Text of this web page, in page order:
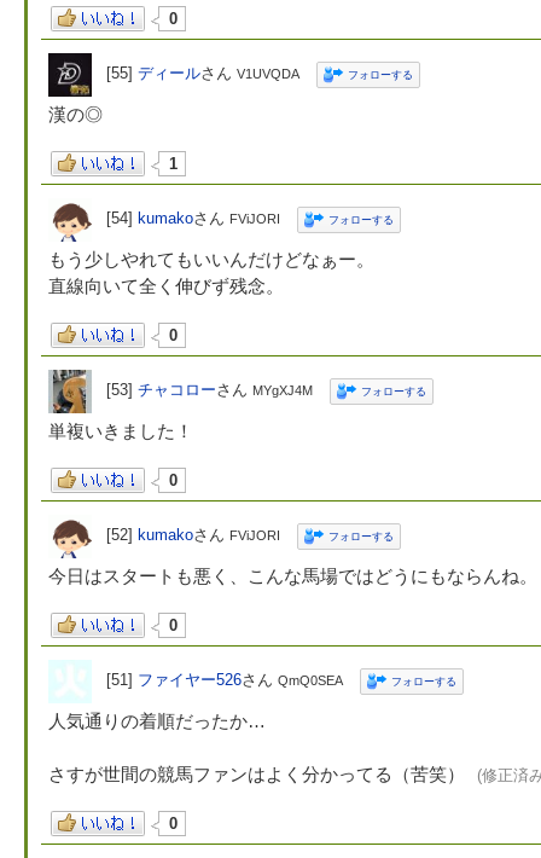
0
[55] ディールさん V1UVQDA フォローする
漢の◎
1
[54] kumakoさん FViJORI フォローする
もう少しやれてもいいんだけどなぁー。
直線向いて全く伸びず残念。
0
[53] チャコローさん MYgXJ4M フォローする
単複いきました！
0
[52] kumakoさん FViJORI フォローする
今日はスタートも悪く、こんな馬場ではどうにもならんね。
0
[51] ファイヤー526さん QmQ0SEA フォローする
人気通りの着順だったか…
さすが世間の競馬ファンはよく分かってる（苦笑） (修正済
0